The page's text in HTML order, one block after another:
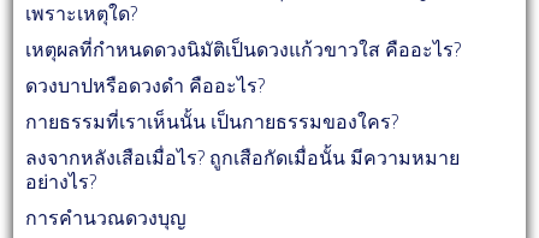
เพราะเหตุใด?
เหตุผลที่กำหนดดวงนิมัติเป็นดวงแก้วขาวใส คืออะไร?
ดวงบาปหรือดวงดำ คืออะไร?
กายธรรมที่เราเห็นนั้น เป็นกายธรรมของใคร?
ลงจากหลังเสือเมื่อไร? ถูกเสือกัดเมื่อนั้น มีความหมาย
อย่างไร?
การคำนวณดวงบุญ